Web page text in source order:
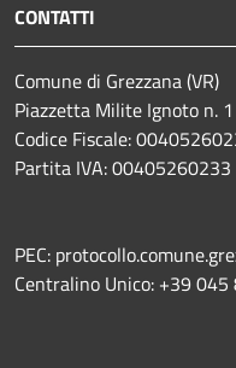
CONTATTI
Comune di Grezzana (VR)
Piazzetta Milite Ignoto n.
Codice Fiscale:
Partita IVA: 00405260233
PEC:
Centralino Unico: +39